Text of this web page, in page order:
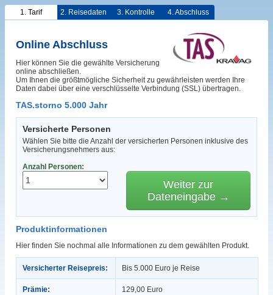
1. Tarif 2. Reisedaten 3. Kontrolle 4. Abschluss
Online Abschluss
Hier können Sie die gewählte Versicherung
online abschließen.
Um Ihnen die größtmögliche Sicherheit zu gewährleisten werden Ihre
Daten dabei über eine verschlüsselte Verbindung (SSL) übertragen.
TAS.storno 5.000 Jahr
Versicherte Personen
Wählen Sie bitte die Anzahl der versicherten Personen inklusive des
Versicherungsnehmers aus:
Anzahl Personen:
Weiter zur
Dateneingabe →
Produktinformationen
Hier finden Sie nochmal alle Informationen zu dem gewählten Produkt.
Versicherter Reisepreis: Bis 5.000 Euro je Reise
Prämie: 129,00 Euro